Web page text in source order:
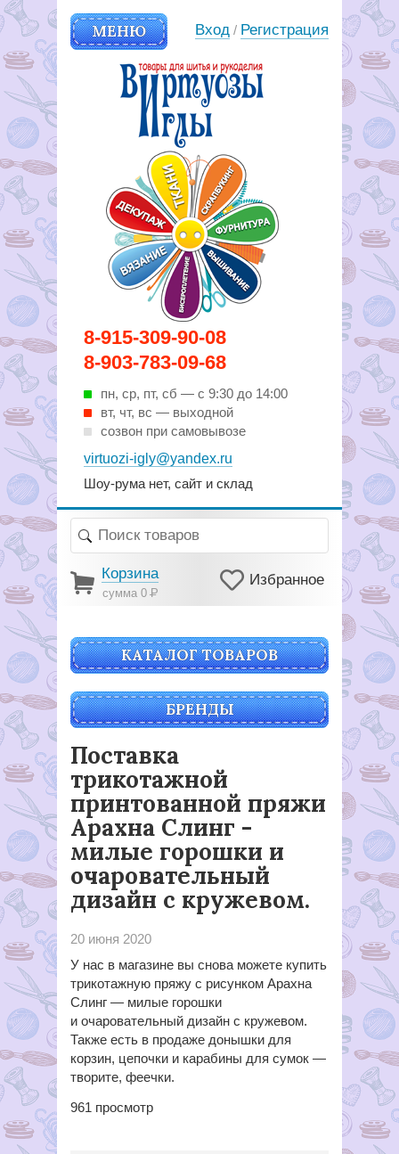
8-915-309-90-08
8-903-783-09-68
пн, ср, пт, cб — с 9:30 до 14:00
вт, чт, вс — выходной
созвон при самовывозе
virtuozi-igly@yandex.ru
Шоу-рума нет, сайт и склад
МЕНЮ
Вирутозы иглы. Товары для
шитья и рукоделья
Вход / Регистрация
Корзина
сумма 0Р
Избранное
КАТАЛОГ ТОВАРОВ
БРЕНДЫ
Поставка
трикотажной
принтованной пряжи
Арахна Слинг -
милые горошки и
очаровательный
дизайн с кружевом.
20 июня 2020
У нас в магазине вы снова можете купить
трикотажную пряжу с рисунком Арахна
Слинг — милые горошки
и очаровательный дизайн с кружевом.
Также есть в продаже донышки для
корзин, цепочки и карабины для сумок —
творите, феечки.
961 просмотр